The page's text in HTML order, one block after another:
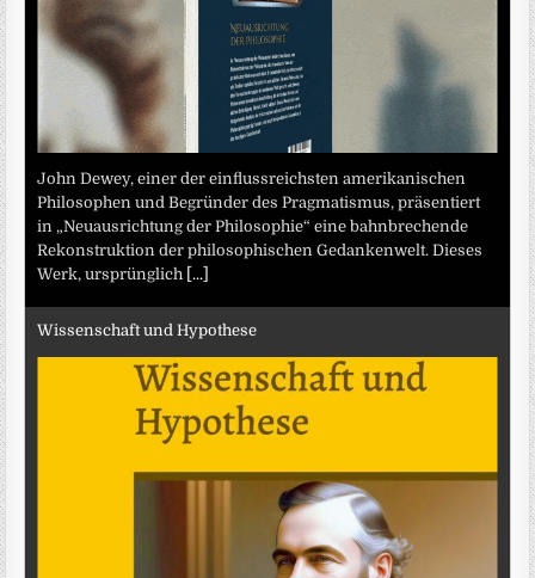
John Dewey, einer der einflussreichsten amerikanischen
Philosophen und Begründer des Pragmatismus, präsentiert
in „Neuausrichtung der Philosophie“ eine bahnbrechende
Rekonstruktion der philosophischen Gedankenwelt. Dieses
Werk, ursprünglich [...]
Wissenschaft und Hypothese